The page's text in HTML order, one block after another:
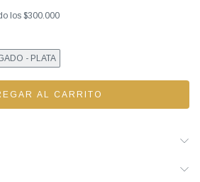
los $300.000
- PLATA